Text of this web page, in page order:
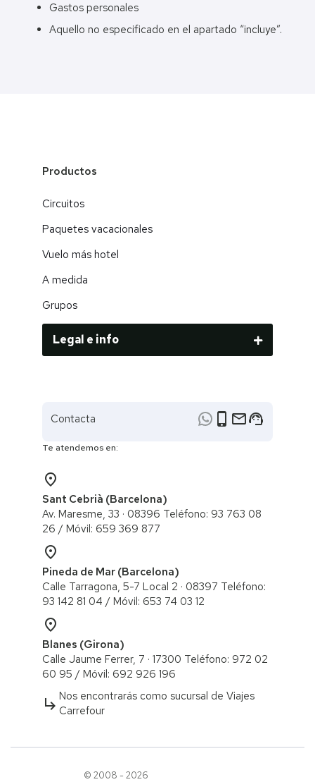
Gastos personales
Aquello no especificado en el apartado “incluye”.
Productos
Circuitos
Paquetes vacacionales
Vuelo más hotel
A medida
Grupos
Legal e info
Contacta phone_iphone emailsupport_agent
Te atendemos en:
place
Sant Cebrià (Barcelona)
Av. Maresme, 33 · 08396 Teléfono: 93 763 08
26 / ​Móvil: 659 369 877
place
Pineda de Mar (Barcelona)
Calle Tarragona, 5-7 Local 2 · 08397 Teléfono:
93 142 81 04 / Móvil: 653 74 03 12
place
Blanes (Girona)
Calle Jaume Ferrer, 7 · 17300 Teléfono: 972 02
60 95 / ​Móvil: 692 926 196
subdirectory_arrow_right Nos encontrarás como sucursal de Viajes
Carrefour
© 2008 - 2026